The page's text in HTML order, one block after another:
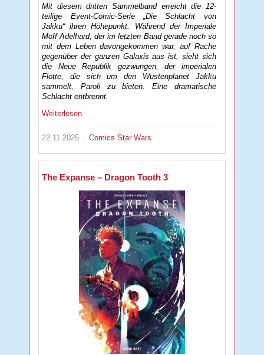
Mit diesem dritten Sammelband erreicht die 12-
teilige Event-Comic-Serie „Die Schlacht von
Jakku“ ihren Höhepunkt. Während der Imperiale
Moff Adelhard, der im letzten Band gerade noch so
mit dem Leben davongekommen war, auf Rache
gegenüber der ganzen Galaxis aus ist, sieht sich
die Neue Republik gezwungen, der imperialen
Flotte, die sich um den Wüstenplanet Jakku
sammelt, Paroli zu bieten. Eine dramatische
Schlacht entbrennt.
Weiterlesen
22.11.2025 ComicsStar Wars
The Expanse – Dragon Tooth 3